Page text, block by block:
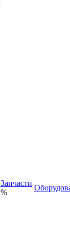
Запчасти
%